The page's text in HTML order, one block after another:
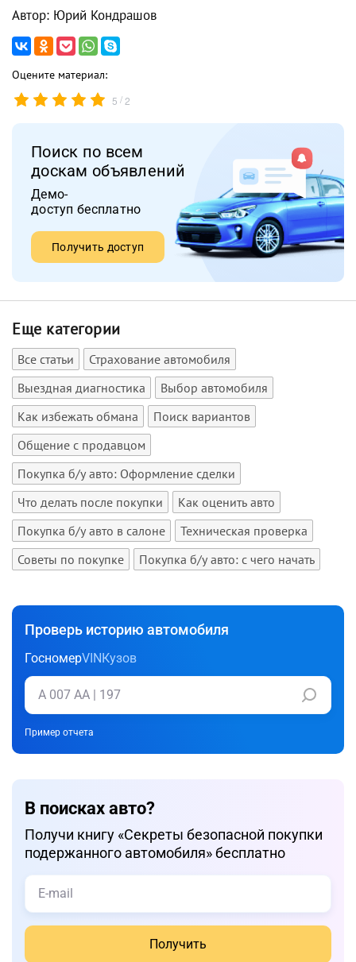
Автор: Юрий Кондрашов
Оцените материал:
5 /2
Поиск по всем
доскам объявлений
Демо-
доступ бесплатно
Получить доступ
Еще категории
Все статьи
Страхование автомобиля
Выездная диагностика
Выбор автомобиля
Как избежать обмана
Поиск вариантов
Общение с продавцом
Покупка б/у авто: Оформление сделки
Что делать после покупки
Как оценить авто
Покупка б/у авто в салоне
Техническая проверка
Советы по покупке
Покупка б/у авто: с чего начать
Проверь историю автомобиля
ГосномерVINКузов
Пример отчета
В поисках авто?
Получи книгу «Cекреты безопасной покупки
подержанного автомобиля» бесплатно
Получить